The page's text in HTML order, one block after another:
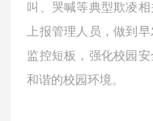
叫、哭喊等典型欺凌
上报管理人员，做到
监控短板，强化校园安
和谐的校园环境。